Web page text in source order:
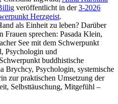
veröffentlicht in der3-2026
Herzgeist.
als Einheit zu leben? Darüber
sprechen: Pasada Klein,
See mit dem Schwerpunkt
Psychologin und
buddhistische
Brychcy, Psychologin, systemische
zur praktischen Umsetzung der
Selbsttäuschung, Mitgefühl –